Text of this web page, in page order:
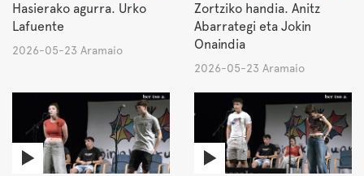
Hasierako agurra. Urko
Lafuente
2026-05-23 Aramaio
Zortziko handia. Anitz
Abarrategi eta Jokin
Onaindia
2026-05-23 Aramaio